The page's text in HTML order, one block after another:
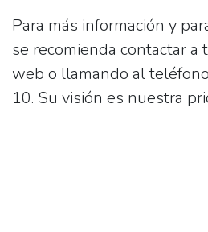
Para más información y
se recomienda contactar a
web o llamando al teléfono
10. Su visión es nuestra